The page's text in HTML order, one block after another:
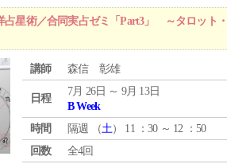
占星術／合同実占ゼミ「Part3」 ～タロット
講師 森信 彰雄
日程
7月 26日 ～ 9月 13日
B Week
時間
隔週 （土） 11 ：30 ～ 12 ：50
回数
全4回